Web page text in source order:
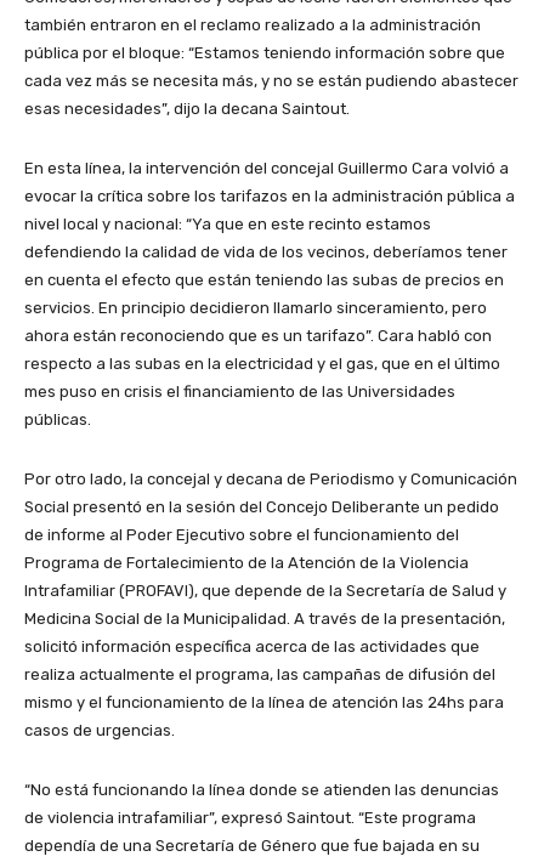
también entraron en el reclamo realizado a la administración
pública por el bloque: “Estamos teniendo información sobre que
cada vez más se necesita más, y no se están pudiendo abastecer
esas necesidades”, dijo la decana Saintout.
En esta línea, la intervención del concejal Guillermo Cara volvió a
evocar la crítica sobre los tarifazos en la administración pública a
nivel local y nacional: “Ya que en este recinto estamos
defendiendo la calidad de vida de los vecinos, deberíamos tener
en cuenta el efecto que están teniendo las subas de precios en
servicios. En principio decidieron llamarlo sinceramiento, pero
ahora están reconociendo que es un tarifazo”. Cara habló con
respecto a las subas en la electricidad y el gas, que en el último
mes puso en crisis el financiamiento de las Universidades
públicas.
Por otro lado, la concejal y decana de Periodismo y Comunicación
Social presentó en la sesión del Concejo Deliberante un pedido
de informe al Poder Ejecutivo sobre el funcionamiento del
Programa de Fortalecimiento de la Atención de la Violencia
Intrafamiliar (PROFAVI), que depende de la Secretaría de Salud y
Medicina Social de la Municipalidad. A través de la presentación,
solicitó información específica acerca de las actividades que
realiza actualmente el programa, las campañas de difusión del
mismo y el funcionamiento de la línea de atención las 24hs para
casos de urgencias.
“No está funcionando la línea donde se atienden las denuncias
de violencia intrafamiliar”, expresó Saintout. “Este programa
dependía de una Secretaría de Género que fue bajada en su